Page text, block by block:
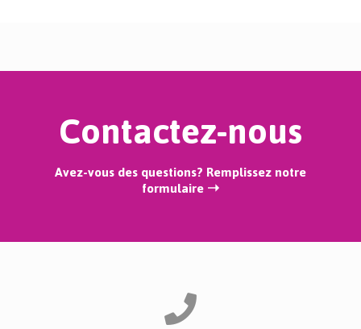
Contactez-nous
Avez-vous des questions? Remplissez notre
formulaire ➝